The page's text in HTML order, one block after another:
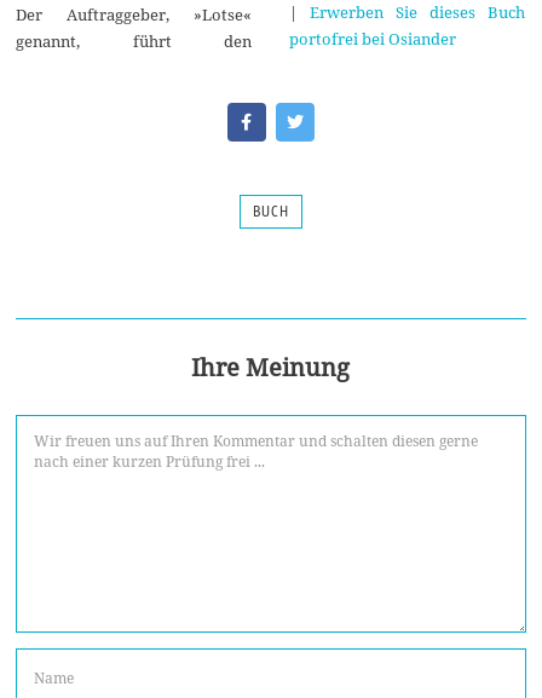
Der Auftraggeber, »Lotse«
genannt, führt den
| Erwerben Sie dieses Buch
portofrei bei Osiander
BUCH
Ihre Meinung